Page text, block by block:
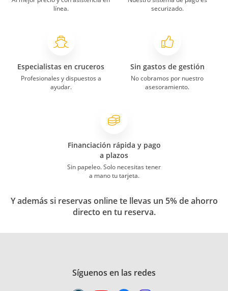
línea.
securizado.
Especialistas en cruceros
Profesionales y dispuestos a
ayudar.
Sin gastos de gestión
No cobramos por nuestro
asesoramiento.
Financiación rápida y pago
a plazos
Sin papeleo. Solo necesitas tener
a mano tu tarjeta.
Y además si reservas online te llevas un 5% de ahorro
directo en tu reserva.
Síguenos en las redes